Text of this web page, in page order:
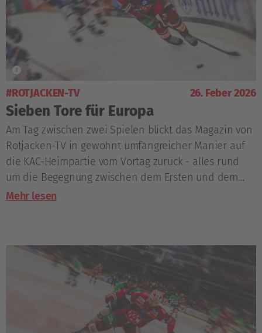
#ROTJACKEN-TV 26. Feber 2026
Sieben Tore für Europa
Am Tag zwischen zwei Spielen blickt das Magazin von
Rotjacken-TV in gewohnt umfangreicher Manier auf
die KAC-Heimpartie vom Vortag zurück - alles rund
um die Begegnung zwischen dem Ersten und dem
Letzten in der aktuellen Tabelle.
Mehr lesen